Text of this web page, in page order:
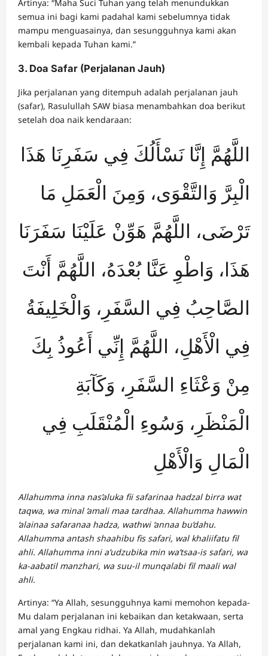
Artinya: “Maha Suci Tuhan yang telah menundukkan
semua ini bagi kami padahal kami sebelumnya tidak
mampu menguasainya, dan sesungguhnya kami akan
kembali kepada Tuhan kami.”
3. Doa Safar (Perjalanan Jauh)
Jika perjalanan yang ditempuh adalah perjalanan jauh
(safar), Rasulullah SAW biasa menambahkan doa berikut
setelah doa naik kendaraan:
اللَّهُمَّ إِنَّا نَسْأَلُكَ فِي سَفَرِنَا هَذَا
الْبِرَّ وَالتَّقْوَى، وَمِنَ الْعَمَلِ مَا
تَرْضَى، اللَّهُمَّ هَوِّنْ عَلَيْنَا سَفَرَنَا
هَذَا، وَاطْوِ عَنَّا بُعْدَهُ، اللَّهُمَّ أَنْتَ
الصَّاحِبُ فِي السَّفَرِ، وَالْخَلِيفَةُ
فِي الْأَهْلِ، اللَّهُمَّ إِنِّي أَعُوذُ بِكَ
مِنْ وَعْثَاءِ السَّفَرِ، وَكَآبَةِ
الْمَنْظَرِ، وَسُوءِ الْمُنْقَلَبِ فِي
الْمَالِ وَالْأَهْلِ
Allahumma inna nas’aluka fii safarinaa hadzal birra wat
taqwa, wa minal ‘amali maa tardhaa. Allahumma hawwin
‘alainaa safaranaa hadza, wathwi ‘annaa bu’dahu.
Allahumma antash shaahibu fis safari, wal khaliifatu fil
ahli. Allahumma inni a’udzubika min wa’tsaa-is safari, wa
ka-aabatil manzhari, wa suu-il munqalabi fil maali wal
ahli.
Artinya: “Ya Allah, sesungguhnya kami memohon kepada-
Mu dalam perjalanan ini kebaikan dan ketakwaan, serta
amal yang Engkau ridhai. Ya Allah, mudahkanlah
perjalanan kami ini, dan dekatkanlah jauhnya. Ya Allah,